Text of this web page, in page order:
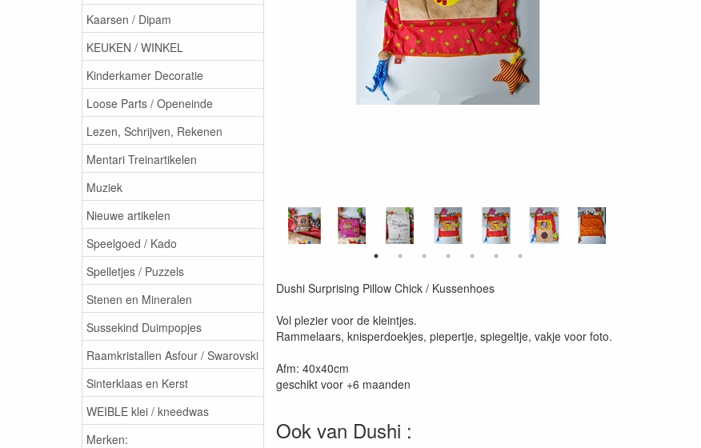
Kaarsen / Dipam
KEUKEN / WINKEL
Kinderkamer Decoratie
Loose Parts / Openeinde
Lezen, Schrijven, Rekenen
Mentari Treinartikelen
Muziek
Nieuwe artikelen
Speelgoed / Kado
Spelletjes / Puzzels
Stenen en Mineralen
Sussekind Duimpopjes
Raamkristallen Asfour / Swarovski
Sinterklaas en Kerst
WEIBLE klei / kneedwas
Merken:
Dushi Surprising Pillow Chick / Kussenhoes
Vol plezier voor de kleintjes.
Rammelaars, knisperdoekjes, piepertje, spiegeltje, vakje voor foto.
Afm: 40x40cm
geschikt voor +6 maanden
Ook van Dushi :